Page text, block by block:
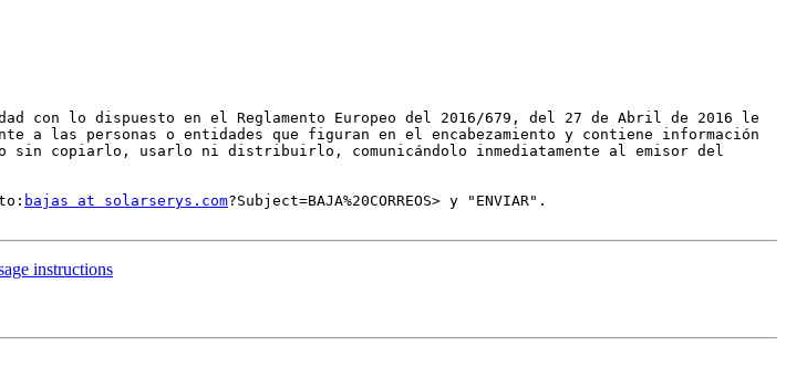
con lo dispuesto en el Reglamento Europeo del 2016/679, del 27 de Abril de 2016 le
a las personas o entidades que figuran en el encabezamiento y contiene información
copiarlo, usarlo ni distribuirlo, comunicándolo inmediatamente al emisor del
bajas at solarserys.com?Subject=BAJA%20CORREOS> y "ENVIAR".
instructions